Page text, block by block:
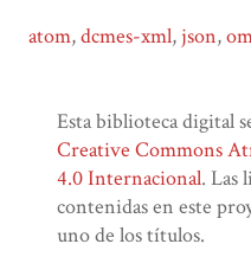
atom,dcmes-xml, json,
Esta biblioteca digital
Creative Commons
4.0 Internacional. Las
contenidas en este
uno de los títulos.